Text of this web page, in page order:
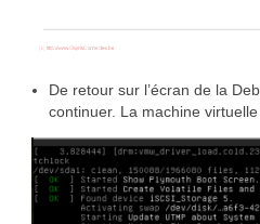
De retour sur l’écran de la
continuer. La machine